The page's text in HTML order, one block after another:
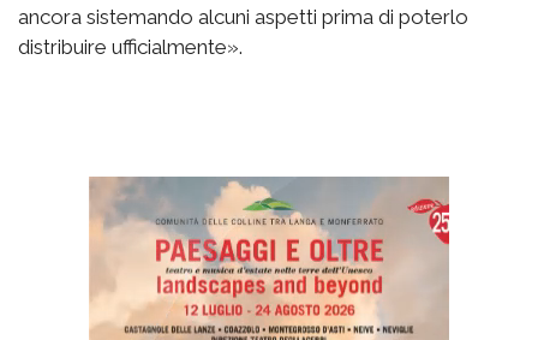
ancora sistemando alcuni aspetti prima di poterlo
distribuire ufficialmente».